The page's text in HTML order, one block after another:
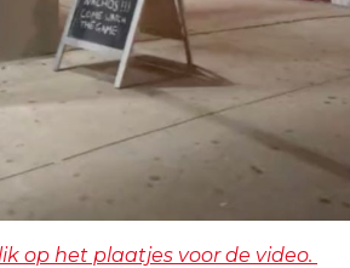
op het plaatjes voor de video.